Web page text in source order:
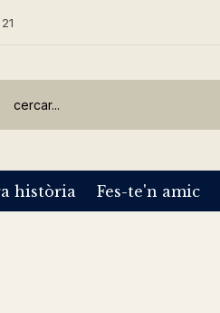
història Fes-te'n amic